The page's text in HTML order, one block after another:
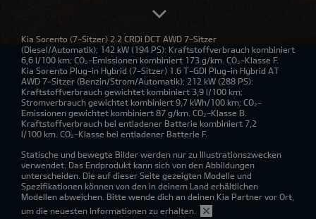
Kia Sorento (7-Sitzer) 2.2 CRDi DCT AWD 7-Sitzer
(Diesel/Automatik); 142 kW (194 PS): Kraftstoffverbrauch kombiniert
6,6 l/100 km; CO₂-Emissionen kombiniert 173 g/km. CO₂-Klasse F.
Kia Sorento Plug-in Hybrid (7-Sitzer) 1.6 T-GDI Plug-in Hybrid AT
AWD 7-Sitzer (Benzin/Strom/Automatik); 212 kW (288 PS):
Kraftstoffverbrauch gewichtet kombiniert 3,9 l/100 km;
Stromverbrauch gewichtet kombiniert 9,7 kWh/100 km; CO₂-
Emissionen gewichtet kombiniert 87 g/km. CO₂-Klasse B.
Kraftstoffverbrauch bei entladener Batterie kombiniert 7,2
l/100 km. CO₂-Klasse bei entladener Batterie F.
Statische und bewegte Bilder werden nur zu Illustrationszwecken
verwendet. Das Endprodukt kann sich von den Abbildungen
unterscheiden. Die auf dieser Seite gezeigten Modelle und
Spezifikationen können von den in deinem Land erhältlichen
Modellen abweichen. Bitte wende dich an deinen Kia Partner vor Ort,
um die neuesten Informationen zu erhalten.